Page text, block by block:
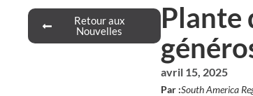
Retour aux
Nouvelles
Plante
avril 15, 2025
Par :South America